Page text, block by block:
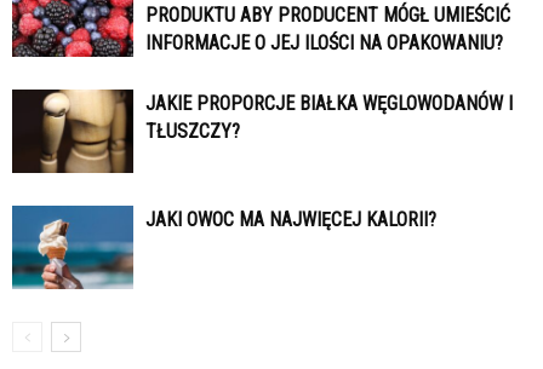
PRODUKTU ABY PRODUCENT MÓGŁ UMIEŚCIĆ
INFORMACJE O JEJ ILOŚCI NA OPAKOWANIU?
JAKIE PROPORCJE BIAŁKA WĘGLOWODANÓW I
TŁUSZCZY?
JAKI OWOC MA NAJWIĘCEJ KALORII?